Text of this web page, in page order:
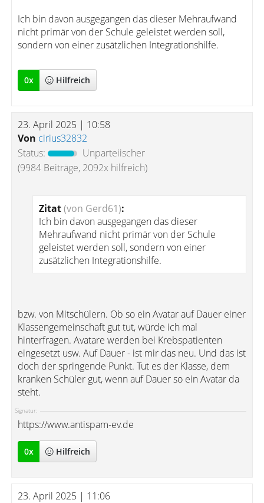
Ich bin davon ausgegangen das dieser Mehraufwand
nicht primär von der Schule geleistet werden soll,
sondern von einer zusätzlichen Integrationshilfe.
0x Hilfreich
23. April 2025 | 10:58
Von cirius32832
Status:
Unparteiischer
(9984 Beiträge, 2092x hilfreich)
Zitat(von Gerd61):
Ich bin davon ausgegangen das dieser
Mehraufwand nicht primär von der Schule
geleistet werden soll, sondern von einer
zusätzlichen Integrationshilfe.
bzw. von Mitschülern. Ob so ein Avatar auf Dauer einer
Klassengemeinschaft gut tut, würde ich mal
hinterfragen. Avatare werden bei Krebspatienten
eingesetzt usw. Auf Dauer - ist mir das neu. Und das ist
doch der springende Punkt. Tut es der Klasse, dem
kranken Schüler gut, wenn auf Dauer so ein Avatar da
steht.
Signatur:
https://www.antispam-ev.de
0x Hilfreich
23. April 2025 | 11:06